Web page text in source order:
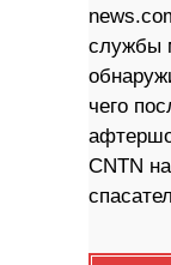
службы
чего
CNTN